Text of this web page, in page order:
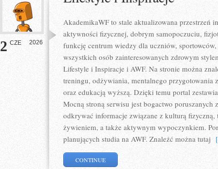
2 CZE 2026
AkademikaWF to stale aktualizowana przestrzeń
aktywności fizycznej, dobrym samopoczuciu,
funkcję centrum wiedzy dla uczniów,
wszystkich osób zainteresowanych zdrowym
Lifestyle i Inspiracje i AWF. Na stronie można
treningu, odżywiania, mentalnego
oraz edukacją wyższą. Dzięki temu portal
Mocną stroną serwisu jest bogactwo poruszanych
odkrywać informacje związane z kulturą fizyczną,
żywieniem, a także aktywnym wypoczynkiem.
planujących studia na AWF. Znaleźć można tutaj
CONTINUE